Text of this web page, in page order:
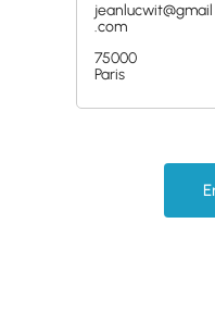
jeanlucwit@gmail
.com
75000
Paris